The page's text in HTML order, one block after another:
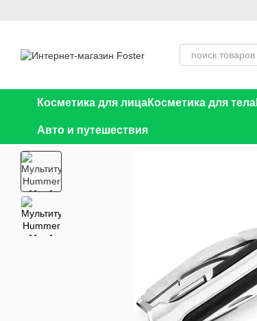
Косметика для лицаКосметика для тела
Авто и путешествия